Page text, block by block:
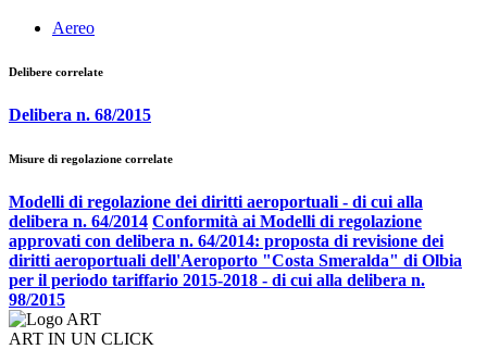
Aereo
Delibere correlate
Delibera n. 68/2015
Misure di regolazione correlate
Modelli di regolazione dei diritti aeroportuali - di cui alla
delibera n. 64/2014 Conformità ai Modelli di regolazione
approvati con delibera n. 64/2014: proposta di revisione dei
diritti aeroportuali dell'Aeroporto "Costa Smeralda" di Olbia
per il periodo tariffario 2015-2018 - di cui alla delibera n.
98/2015
ART IN UN CLICK